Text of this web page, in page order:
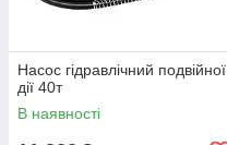
Насос гідравлічний подвійної
дії 40т
В наявності